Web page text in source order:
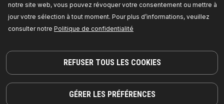
notre site web, vous pouvez révoquer votre consentement ou mettre à
jour votre sélection à tout moment. Pour plus d’informations, veuillez
consulter notre Politique de confidentialité
REFUSER TOUS LES COOKIES
GÉRER LES PRÉFÉRENCES
1236M0021,Fabricant:RIDEX,Numéro de EAN:
4064138094665
Disponible en stock:
1236M0022
compresseurs de climatisation